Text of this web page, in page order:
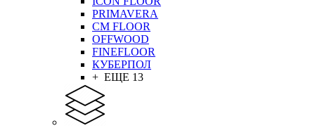
PRIMAVERA
CM FLOOR
OFFWOOD
FINEFLOOR
КУБЕРПОЛ
+ ЕЩЕ 13